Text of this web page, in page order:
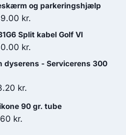
og parkeringshjælp
kr..
kr.
aktuelle
Split kabel Golf VI
kr.
aktuelle
dyserens - Servicerens 300
kr.
aktuelle
pris
90 gr. tube
kr.